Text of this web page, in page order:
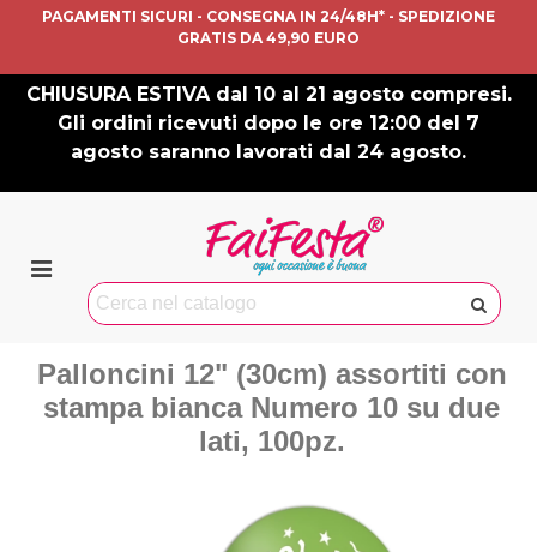
PAGAMENTI SICURI - CONSEGNA IN 24/48H* - SPEDIZIONE
GRATIS DA 49,90 EURO
CHIUSURA ESTIVA dal 10 al 21 agosto compresi.
Gli ordini ricevuti dopo le ore 12:00 del 7
agosto saranno lavorati dal 24 agosto.
Palloncini 12" (30cm) assortiti con
stampa bianca Numero 10 su due
lati, 100pz.